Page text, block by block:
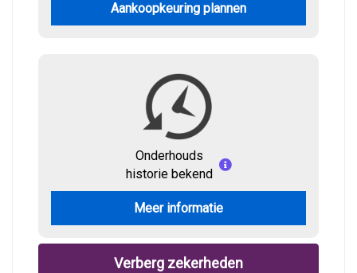
Aankoopkeuring plannen
Onderhouds
historie bekend
Meer informatie
Verberg zekerheden